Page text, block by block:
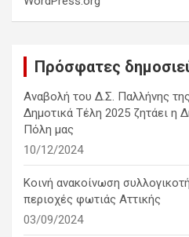
Πρόσφατες
Αναβολή του Δ.Σ. Παλλήνης
Δημοτικά Τέλη 2025 ζητάει η
Πόλη μας
10/12/2024
Κοινή ανακοίνωση
περιοχές φωτιάς Αττικής
03/09/2024